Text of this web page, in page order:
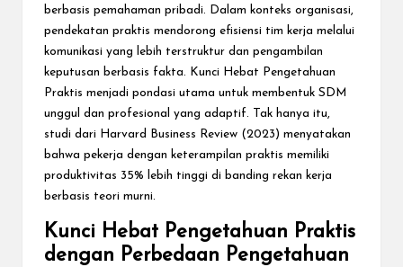
berbasis pemahaman pribadi. Dalam konteks organisasi,
pendekatan praktis mendorong efisiensi tim kerja melalui
komunikasi yang lebih terstruktur dan pengambilan
keputusan berbasis fakta. Kunci Hebat Pengetahuan
Praktis menjadi pondasi utama untuk membentuk SDM
unggul dan profesional yang adaptif. Tak hanya itu,
studi dari Harvard Business Review (2023) menyatakan
bahwa pekerja dengan keterampilan praktis memiliki
produktivitas 35% lebih tinggi di banding rekan kerja
berbasis teori murni.
Kunci Hebat Pengetahuan Praktis
dengan Perbedaan Pengetahuan